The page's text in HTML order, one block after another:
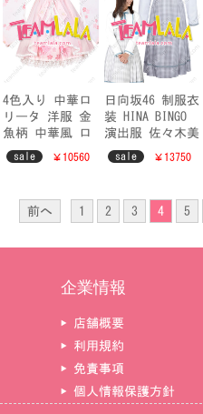
4色入り 中華ロ
リータ 洋服 金
魚柄 中華風 ロ
リィタ ふわふわ
かわいい 普段着
刺繍
sale ￥10560
日向坂46 制服衣
装 HINA BINGO
演出服 佐々木美
玲 加藤史帆 ヒ
ナビンゴ 小坂菜
装
sale ￥13750
前へ 1 2 3 4 5
企業情報
▶ 店舗概要
▶ 利用規約
▶ 免責事項
▶ 個人情報保護方針